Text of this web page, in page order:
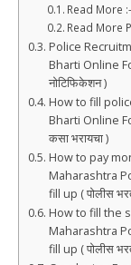
Read More
Read More
Police
Bharti Online
नोटिफिकेशन )
How to fill
Bharti Online
कसा भरायचा )
How to pay
Maharashtra
fill up ( पोलीस
How to fill the
Maharashtra
fill up ( पोलीस